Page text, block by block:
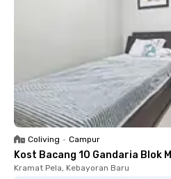
Coliving • Campur
Kost Bacang 10 Gandaria Blok M
Kramat Pela, Kebayoran Baru